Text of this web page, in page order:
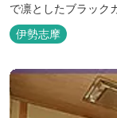
で凛としたブラック
溢れる客室。 客室に
ト。 颯爽とした広
眺める最高のロケーション。 ▸インクルーシ
入...
伊勢志摩